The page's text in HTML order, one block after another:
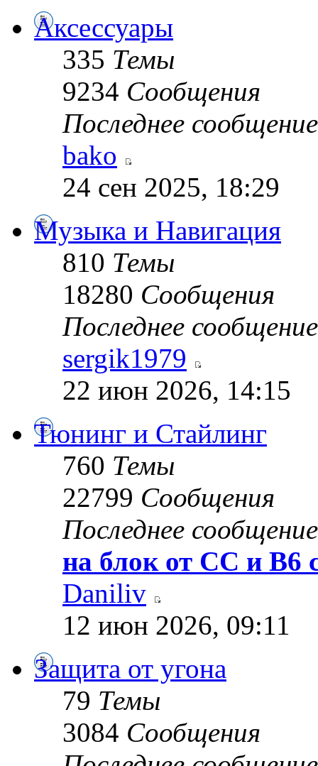
Аксессуары
335 Темы
9234 Сообщения
Последнее сообщение
bako
24 сен 2025, 18:29
Музыка и Навигация
810 Темы
18280 Сообщения
Последнее сообщение
sergik1979
22 июн 2026, 14:15
Тюнинг и Стайлинг
760 Темы
22799 Сообщения
Последнее сообщение
на блок от CC и B6
Daniliv
12 июн 2026, 09:11
Защита от угона
79 Темы
3084 Сообщения